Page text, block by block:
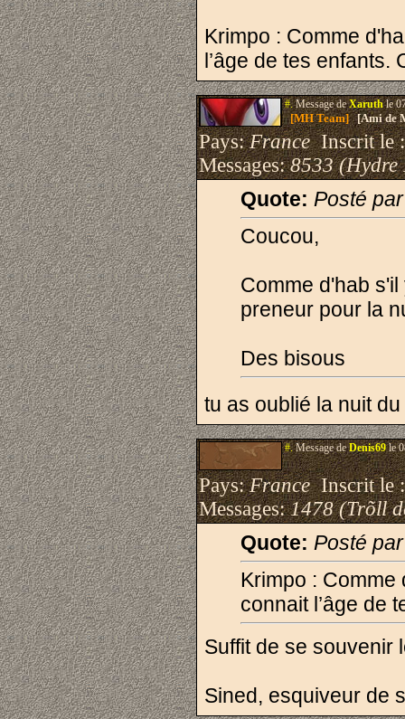
Krimpo : Comme
l’âge de tes enfants.
#.Message deXaruthle
[MH Team][Ami de
Pays:FranceInscrit le
Messages:8533 (Hydre
Quote: Posté
Coucou,
Comme d'hab
preneur pour la
Des bisous
tu as oublié la nuit
#.Message deDenis69le
Pays:FranceInscrit le
Messages:1478 (Trõll
Quote: Posté
Krimpo : Comme
connait l’âge de
Suffit de se souvenir
Sined, esquiveur de